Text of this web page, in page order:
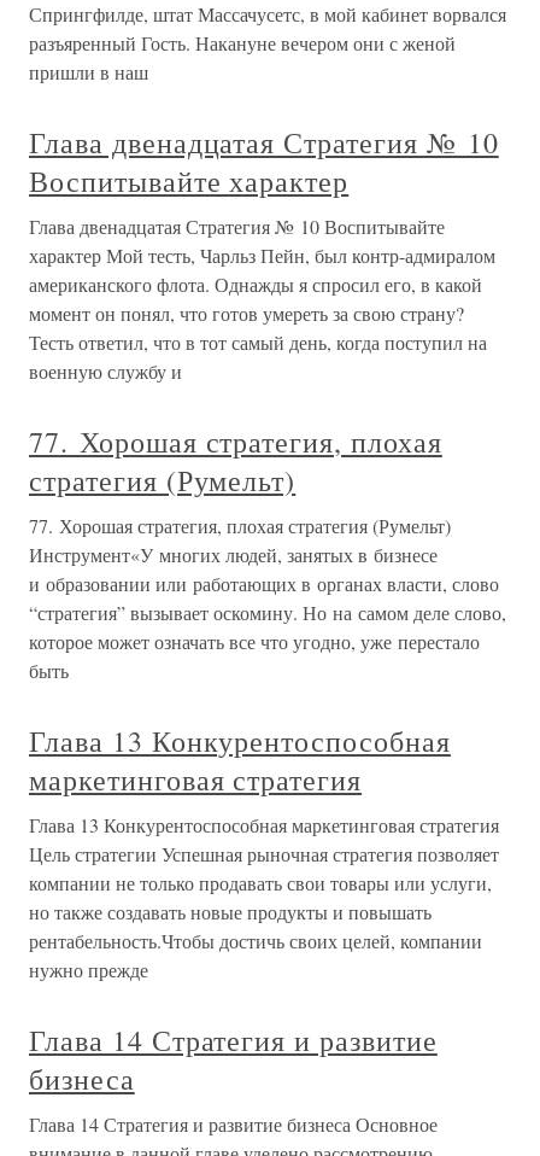
Спрингфилде, штат Массачусетс, в мой кабинет ворвался
разъяренный Гость. Накануне вечером они с женой
пришли в наш
Глава двенадцатая Стратегия № 10
Воспитывайте характер
Глава двенадцатая Стратегия № 10 Воспитывайте
характер Мой тесть, Чарльз Пейн, был контр-адмиралом
американского флота. Однажды я спросил его, в какой
момент он понял, что готов умереть за свою страну?
Тесть ответил, что в тот самый день, когда поступил на
военную службу и
77. Хорошая стратегия, плохая
стратегия (Румельт)
77. Хорошая стратегия, плохая стратегия (Румельт)
Инструмент«У многих людей, занятых в бизнесе
и образовании или работающих в органах власти, слово
“стратегия” вызывает оскомину. Но на самом деле слово,
которое может означать все что угодно, уже перестало
быть
Глава 13 Конкурентоспособная
маркетинговая стратегия
Глава 13 Конкурентоспособная маркетинговая стратегия
Цель стратегии Успешная рыночная стратегия позволяет
компании не только продавать свои товары или услуги,
но также создавать новые продукты и повышать
рентабельность.Чтобы достичь своих целей, компании
нужно прежде
Глава 14 Стратегия и развитие
бизнеса
Глава 14 Стратегия и развитие бизнеса Основное